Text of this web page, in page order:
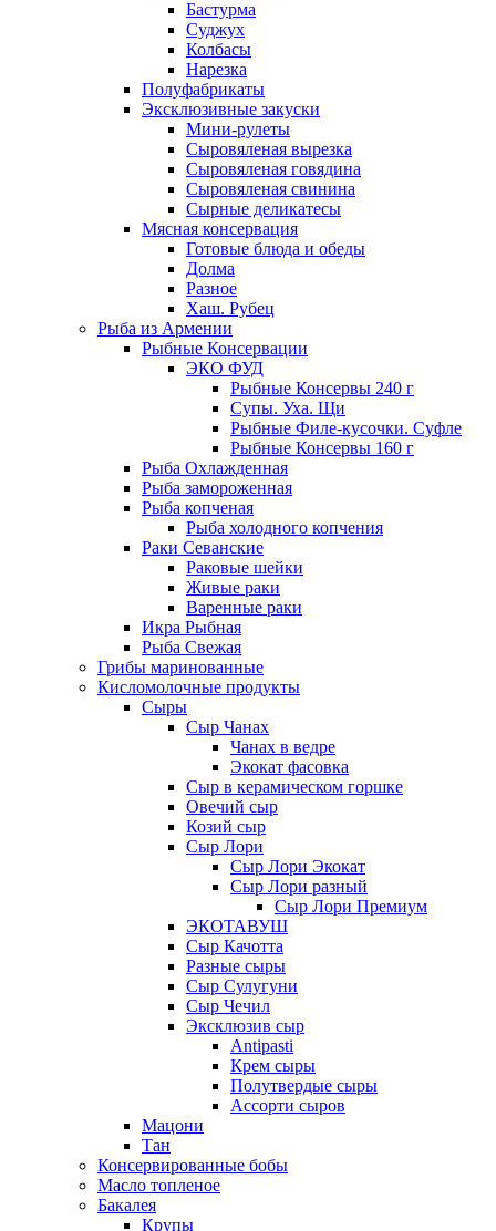
Бастурма
Суджух
Колбасы
Нарезка
Полуфабрикаты
Эксклюзивные закуски
Мини-рулеты
Сыровяленая вырезка
Сыровяленая говядина
Сыровяленая свинина
Сырные деликатесы
Мясная консервация
Готовые блюда и обеды
Долма
Разное
Хаш. Рубец
Рыба из Армении
Рыбные Консервации
ЭКО ФУД
Рыбные Консервы 240 г
Супы. Уха. Щи
Рыбные Филе-кусочки. Суфле
Рыбные Консервы 160 г
Рыба Охлажденная
Рыба замороженная
Рыба копченая
Рыба холодного копчения
Раки Севанские
Раковые шейки
Живые раки
Варенные раки
Икра Рыбная
Рыба Свежая
Грибы маринованные
Кисломолочные продукты
Сыры
Сыр Чанах
Чанах в ведре
Экокат фасовка
Сыр в керамическом горшке
Овечий сыр
Козий сыр
Сыр Лори
Сыр Лори Экокат
Сыр Лори разный
Сыр Лори Премиум
ЭКОТАВУШ
Сыр Качотта
Разные сыры
Сыр Сулугуни
Сыр Чечил
Эксклюзив сыр
Antipasti
Крем сыры
Полутвердые сыры
Ассорти сыров
Мацони
Тан
Консервированные бобы
Масло топленое
Бакалея
Крупы